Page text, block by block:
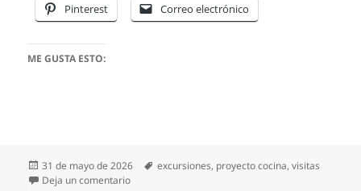
Pinterest Correo electrónico
ME GUSTA ESTO:
Publicado
el
31 de mayo de 2026 Etiquetas
excursiones, proyecto cocina,visitas
Deja un comentarioen UNA SEMANA LLENA DE EXPERIENCIAS